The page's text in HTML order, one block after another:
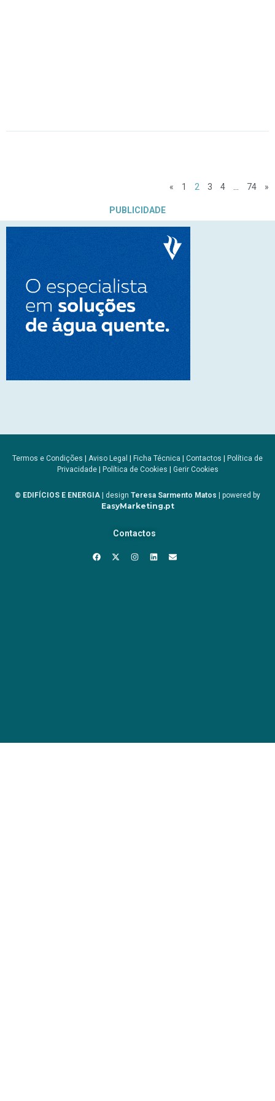
« 1 2 3 4 74 »
PUBLICIDADE
Termos e Condições | Aviso Legal | Ficha Técnica | Contactos | Política de
Privacidade| Política de Cookies | Gerir Cookies
© EDIFÍCIOS E ENERGIA | design Teresa Sarmento Matos | powered by
EasyMarketing.pt
Contactos